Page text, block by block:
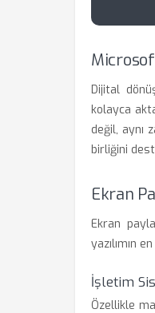
Dijital
kolayca
değil, aynı
birliğini
Ekran
Ekran
yazılımın
İşletim
Özellikle